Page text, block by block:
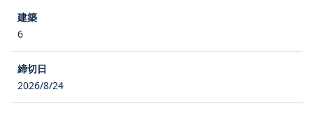
6
2026/8/24